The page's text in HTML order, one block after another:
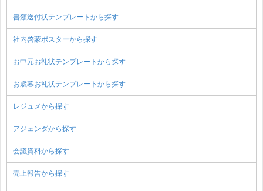
書類送付状テンプレートから探す
社内啓蒙ポスターから探す
お中元お礼状テンプレートから探す
お歳暮お礼状テンプレートから探す
レジュメから探す
アジェンダから探す
会議資料から探す
売上報告から探す